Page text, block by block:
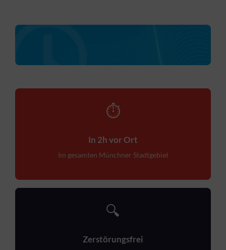
⏱
In 2h vor Ort
Im gesamten Münchner Stadtgebiet
🔍
Zerstörungsfrei